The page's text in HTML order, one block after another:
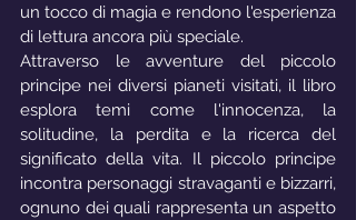
un tocco di magia e rendono l'esperienza
di lettura ancora più speciale.
Attraverso le avventure del piccolo
principe nei diversi pianeti visitati, il libro
esplora temi come l'innocenza, la
solitudine, la perdita e la ricerca del
significato della vita. Il piccolo principe
incontra personaggi stravaganti e bizzarri,
ognuno dei quali rappresenta un aspetto